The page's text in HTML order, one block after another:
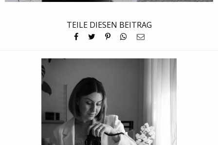
TEILE DIESEN BEITRAG